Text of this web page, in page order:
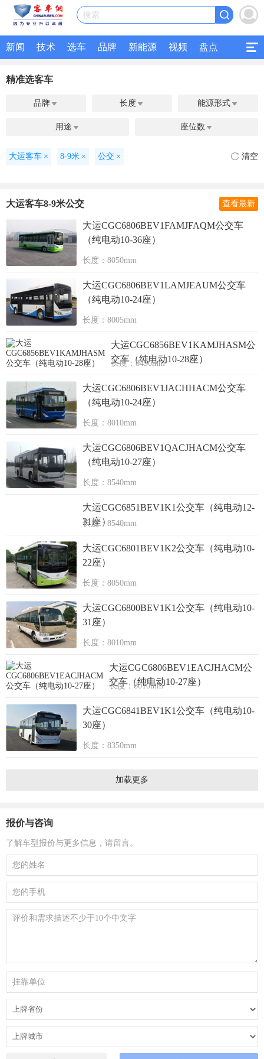
搜索
新闻 技术 选车 品牌 新能源 视频 盘点
精准选客车
品牌  长度  能源形式 
用途  座位数 
大运客车 × 8-9米 × 公交 × 清空
大运客车8-9米公交 查看最新
大运CGC6806BEV1FAMJFAQM公交车
（纯电动10-36座）
长度：8050mm
大运CGC6806BEV1LAMJEAUM公交车
（纯电动10-24座）
长度：8005mm
大运CGC6856BEV1KAMJHASM公
交车（纯电动10-28座）
长度：8490mm
大运CGC6806BEV1JACHHACM公交车
（纯电动10-24座）
长度：8010mm
大运CGC6806BEV1QACJHACM公交车
（纯电动10-27座）
长度：8540mm
大运CGC6851BEV1K1公交车（纯电动12-
31座）
长度：8540mm
大运CGC6801BEV1K2公交车（纯电动10-
22座）
长度：8050mm
大运CGC6800BEV1K1公交车（纯电动10-
31座）
长度：8010mm
大运CGC6806BEV1EACJHACM公
交车（纯电动10-27座）
长度：8010mm
大运CGC6841BEV1K1公交车（纯电动10-
30座）
长度：8350mm
加载更多
报价与咨询
了解车型报价与更多信息，请留言。